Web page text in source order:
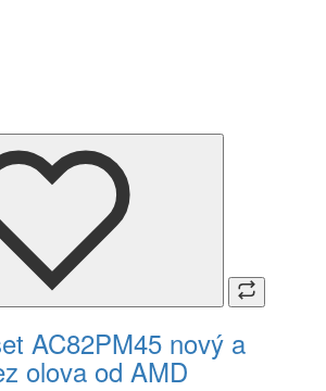
AC82PM45 nový a
olova od AMD